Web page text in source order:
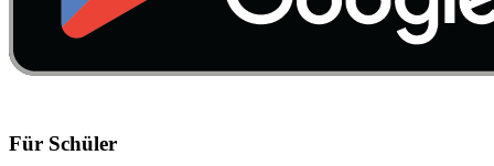
Für Schüler